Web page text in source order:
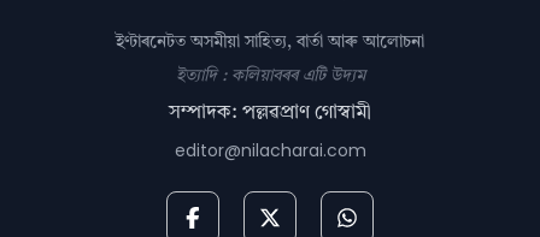
ইণ্টাৰনেটত অসমীয়া সাহিত্য, বাৰ্তা আৰু আলোচনা
ইত্যাদি : কলিয়াবৰৰ এটি উদ্যম
সম্পাদক: পল্লৱপ্ৰাণ গোস্বামী
editor@nilacharai.com